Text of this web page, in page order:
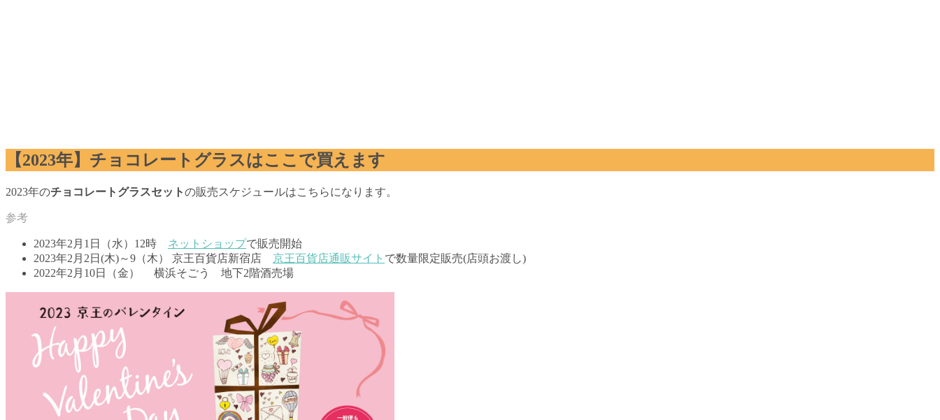
【2023年】チョコレートグラスはここで買えます
2023年のチョコレートグラスセットの販売スケジュールはこちらになります。
2023年2月1日（水）12時 ネットショップで販売開始
2023年2月2日(木)～9（木） 京王百貨店新宿店 京王百貨店通販サイト で数量限定販売(店頭お渡し)
2022年2月10日（金） 横浜そごう 地下2階酒売場